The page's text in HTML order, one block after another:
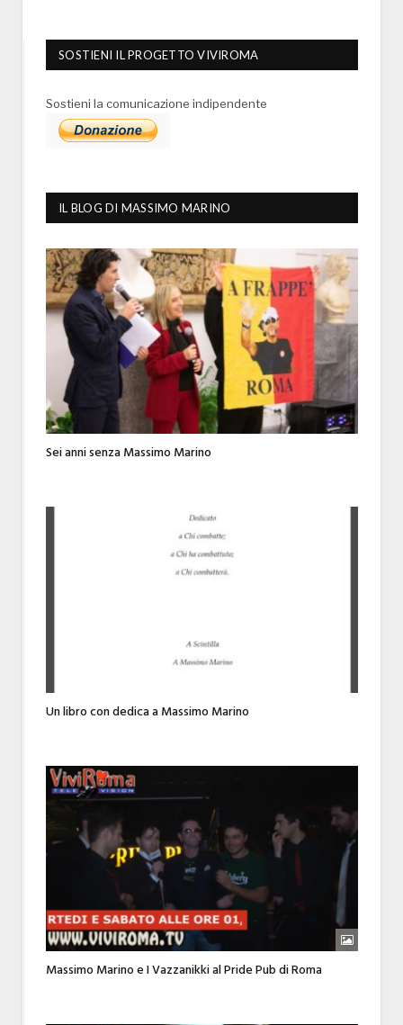
SOSTIENI IL PROGETTO VIVIROMA
Sostieni la comunicazione indipendente
IL BLOG DI MASSIMO MARINO
Sei anni senza Massimo Marino
Un libro con dedica a Massimo Marino
Massimo Marino e I Vazzanikki al Pride Pub di Roma